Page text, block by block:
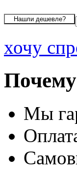
хочу
Мы